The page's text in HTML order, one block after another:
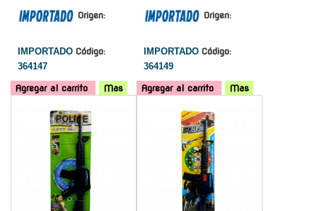
Origen:
IMPORTADO Código:
364147
Agregar al carrito Mas
Origen:
IMPORTADO Código:
364149
Agregar al carrito
Mas